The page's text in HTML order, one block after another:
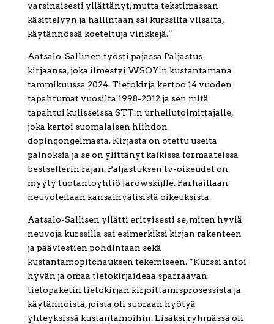
varsinaisesti yllättänyt, mutta tekstimassan
käsittelyyn ja hallintaan sai kurssilta viisaita,
käytännössä koeteltuja vinkkejä.”
Aatsalo-Sallinen työsti pajassa Paljastus-
kirjaansa, joka ilmestyi WSOY:n kustantamana
tammikuussa 2024. Tietokirja kertoo 14 vuoden
tapahtumat vuosilta 1998-2012 ja sen mitä
tapahtui kulisseissa STT:n urheilutoimittajalle,
joka kertoi suomalaisen hiihdon
dopingongelmasta. Kirjasta on otettu useita
painoksia ja se on ylittänyt kaikissa formaateissa
bestsellerin rajan. Paljastuksen tv-oikeudet on
myyty tuotantoyhtiö Jarowskijlle. Parhaillaan
neuvotellaan kansainvälisistä oikeuksista.
Aatsalo-Sallisen yllätti erityisesti se, miten hyviä
neuvoja kurssilla sai esimerkiksi kirjan rakenteen
ja pääviestien pohdintaan sekä
kustantamopitchauksen tekemiseen. ”Kurssi antoi
hyvän ja omaa tietokirjaideaa sparraavan
tietopaketin tietokirjan kirjoittamisprosessista ja
käytännöistä, joista oli suoraan hyötyä
yhteyksissä kustantamoihin. Lisäksi ryhmässä oli